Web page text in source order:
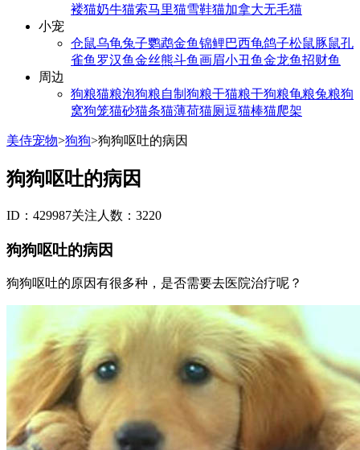
褛猫奶牛猫索马里猫雪鞋猫加拿大无毛猫
小宠
仓鼠乌龟兔子鹦鹉金鱼锦鲤巴西龟鸽子松鼠豚鼠孔
雀鱼 罗汉鱼金丝熊斗鱼画眉小丑鱼金龙鱼招财鱼
周边
狗粮猫粮泡狗粮自制狗粮干猫粮干狗粮龟粮兔粮狗
窝狗笼猫砂猫条猫薄荷猫厕逗猫棒猫爬架
美侍宠物>狗狗>狗狗呕吐的病因
狗狗呕吐的病因
ID：429987关注人数：3220
狗狗呕吐的病因
狗狗呕吐的原因有很多种，是否需要去医院治疗呢？